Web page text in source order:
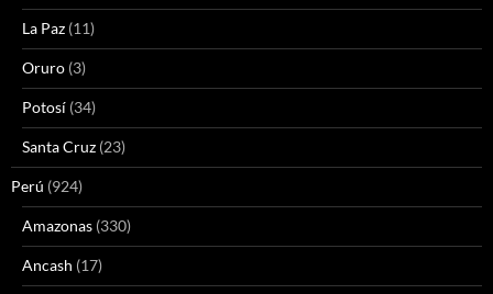
La Paz (11)
Oruro (3)
Potosí (34)
Santa Cruz (23)
Perú (924)
Amazonas (330)
Ancash (17)